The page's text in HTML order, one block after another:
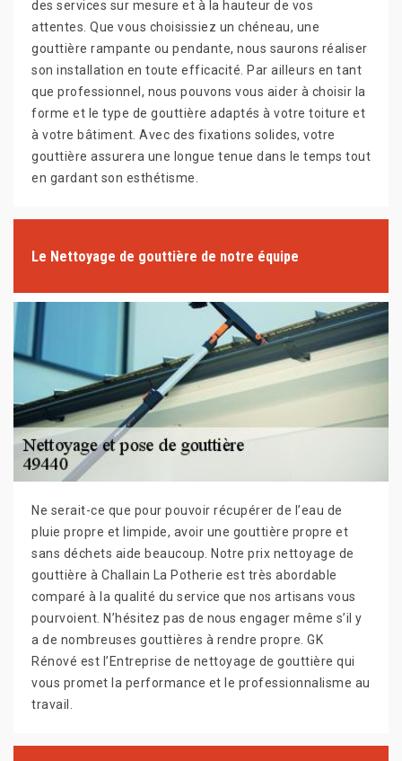
des services sur mesure et à la hauteur de vos
attentes. Que vous choisissiez un chéneau, une
gouttière rampante ou pendante, nous saurons réaliser
son installation en toute efficacité. Par ailleurs en tant
que professionnel, nous pouvons vous aider à choisir la
forme et le type de gouttière adaptés à votre toiture et
à votre bâtiment. Avec des fixations solides, votre
gouttière assurera une longue tenue dans le temps tout
en gardant son esthétisme.
Le Nettoyage de gouttière de notre équipe
Ne serait-ce que pour pouvoir récupérer de l’eau de
pluie propre et limpide, avoir une gouttière propre et
sans déchets aide beaucoup. Notre prix nettoyage de
gouttière à Challain La Potherie est très abordable
comparé à la qualité du service que nos artisans vous
pourvoient. N’hésitez pas de nous engager même s’il y
a de nombreuses gouttières à rendre propre. GK
Rénové est l’Entreprise de nettoyage de gouttière qui
vous promet la performance et le professionnalisme au
travail.